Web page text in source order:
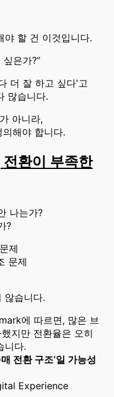
야 할 건 이것입니다.
은가?”
더 잘 하고 싶다'고
많습니다.
아니라,
의해야 합니다.
전환이 부족한
나는가?
?
제
문제
않습니다.
에 따르면, 많은 브
지만 전환율은 오히
니다.
전환 구조’일 가능성
Experience